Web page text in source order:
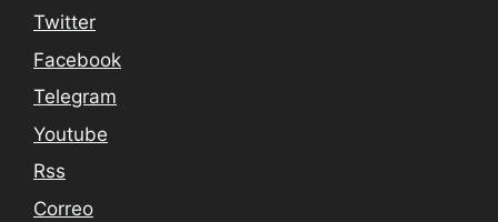
Twitter
Facebook
Telegram
Youtube
Rss
Correo